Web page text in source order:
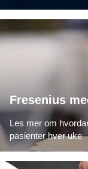
Fresenius
Les mer om
pasienter hver uke